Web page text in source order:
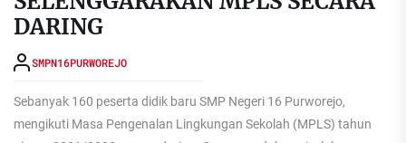
DARING
SMPN16PURWOREJO
Sebanyak 160 peserta didik baru SMP Negeri 16 Purworejo,
mengikuti Masa Pengenalan Lingkungan Sekolah (MPLS) tahun